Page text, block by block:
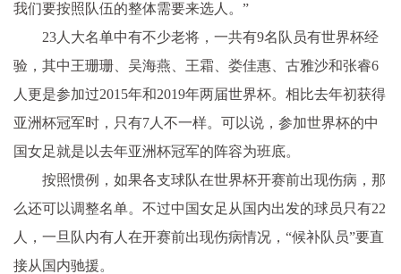
我们要按照队伍的整体需要来选人。”
23人大名单中有不少老将，一共有9名队员有世界杯经
验，其中王珊珊、吴海燕、王霜、娄佳惠、古雅沙和张睿6
人更是参加过2015年和2019年两届世界杯。相比去年初获得
亚洲杯冠军时，只有7人不一样。可以说，参加世界杯的中
国女足就是以去年亚洲杯冠军的阵容为班底。
按照惯例，如果各支球队在世界杯开赛前出现伤病，那
么还可以调整名单。不过中国女足从国内出发的球员只有22
人，一旦队内有人在开赛前出现伤病情况，“候补队员”要直
接从国内驰援。